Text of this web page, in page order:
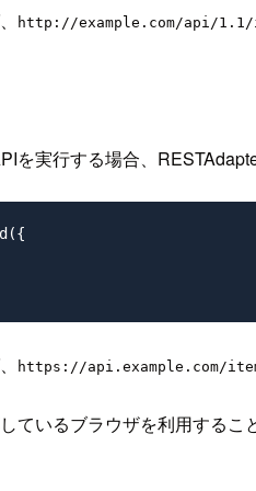
http://example.com/api/
実行する場合、
https://api.example.com/
いるブラウザを利用するこ